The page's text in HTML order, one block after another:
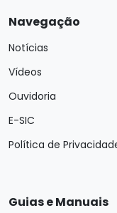
Navegação
Notícias
Vídeos
Ouvidoria
E-SIC
Política de
Guias e Manuais